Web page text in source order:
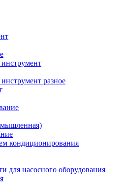
разное
кондиционирования
для насосного оборудования